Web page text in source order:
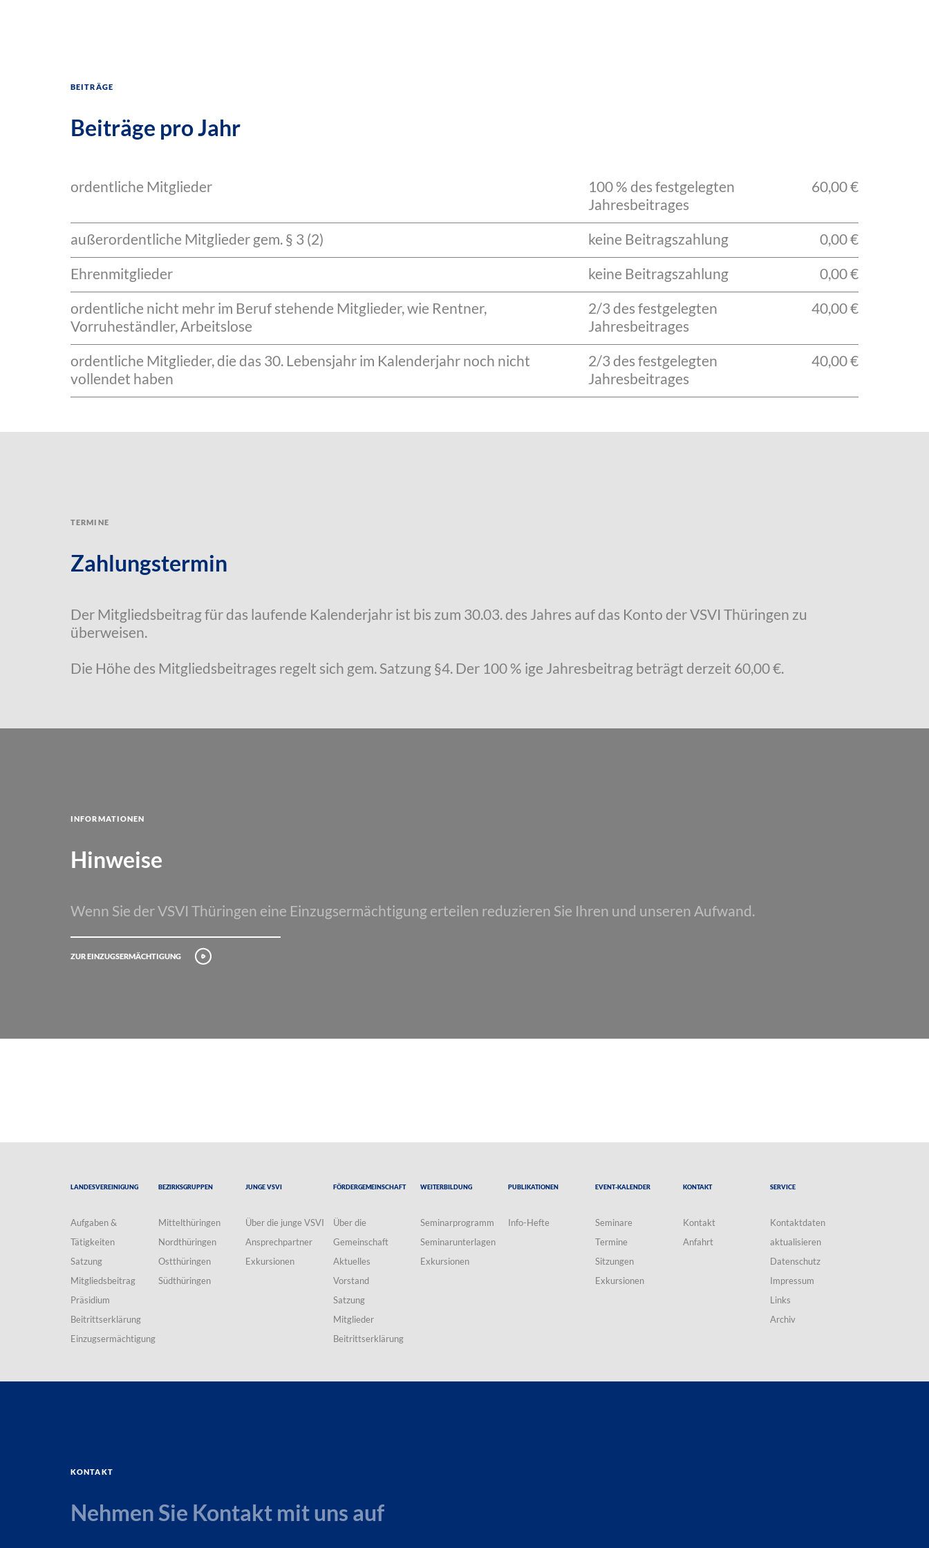
Beiträge
Beiträge pro Jahr
ordentliche Mitglieder
100 % des festgelegten
Jahresbeitrages
60,00 €
außerordentliche Mitglieder gem. § 3 (2) keine Beitragszahlung
0,00 €
Ehrenmitglieder
keine Beitragszahlung
0,00 €
ordentliche nicht mehr im Beruf stehende Mitglieder, wie Rentner,
Vorruheständler, Arbeitslose
2/3 des festgelegten
Jahresbeitrages
40,00 €
ordentliche Mitglieder, die das 30. Lebensjahr im Kalenderjahr noch nicht
vollendet haben
2/3 des festgelegten
Jahresbeitrages
40,00 €
Termine
Zahlungstermin
Der Mitgliedsbeitrag für das laufende Kalenderjahr ist bis zum 30.03. des Jahres auf das Konto der VSVI Thüringen zu
überweisen.
Die Höhe des Mitgliedsbeitrages regelt sich gem. Satzung §4. Der 100 % ige Jahresbeitrag beträgt derzeit 60,00 €.
Informationen
Hinweise
Wenn Sie der VSVI Thüringen eine Einzugsermächtigung erteilen reduzieren Sie Ihren und unseren Aufwand.
Zur Einzugsermächtigung
Landesvereinigung
Aufgaben &
Tätigkeiten
Satzung
Mitgliedsbeitrag
Präsidium
Beitrittserklärung
Einzugsermächtigung
Bezirksgruppen
Mittelthüringen
Nordthüringen
Ostthüringen
Südthüringen
Junge VSVI
Über die junge VSVI
Ansprechpartner
Exkursionen
Fördergemeinschaft
Über die
Gemeinschaft
Aktuelles
Vorstand
Satzung
Mitglieder
Beitrittserklärung
Weiterbildung
Seminarprogramm
Seminarunterlagen
Exkursionen
Publikationen
Info-Hefte
Event-Kalender
Seminare
Termine
Sitzungen
Exkursionen
Kontakt
Kontakt
Anfahrt
Service
Kontaktdaten
aktualisieren
Datenschutz
Impressum
Links
Archiv
Kontakt
Nehmen Sie Kontakt mit uns auf